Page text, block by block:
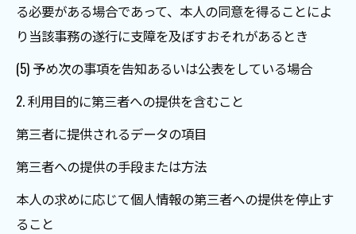
る必要がある場合であって、本人の同意を得ることによ
り当該事務の遂行に支障を及ぼすおそれがあるとき
(5) 予め次の事項を告知あるいは公表をしている場合
2. 利用目的に第三者への提供を含むこと
第三者に提供されるデータの項目
第三者への提供の手段または方法
本人の求めに応じて個人情報の第三者への提供を停止す
ること